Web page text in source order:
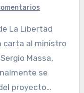
carta al ministro
Massa,
se
proyecto…